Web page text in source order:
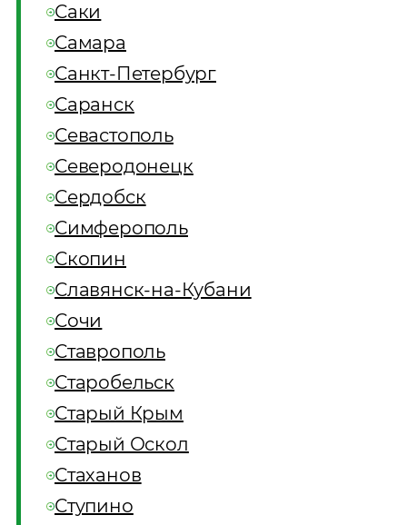
Саки
Самара
Санкт-Петербург
Саранск
Севастополь
Северодонецк
Сердобск
Симферополь
Скопин
Славянск-на-Кубани
Сочи
Ставрополь
Старобельск
Старый Крым
Старый Оскол
Стаханов
Ступино